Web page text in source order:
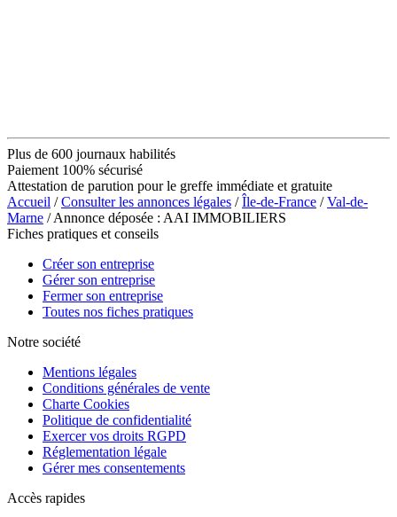
Plus de 600 journaux habilités
Paiement 100% sécurisé
Attestation de parution pour le greffe immédiate et gratuite
Accueil /Consulter les annonces légales /Île-de-France /Val-de-
Marne / Annonce déposée : AAI IMMOBILIERS
Fiches pratiques et conseils
Créer son entreprise
Gérer son entreprise
Fermer son entreprise
Toutes nos fiches pratiques
Notre société
Mentions légales
Conditions générales de vente
Charte Cookies
Politique de confidentialité
Exercer vos droits RGPD
Réglementation légale
Gérer mes consentements
Accès rapides